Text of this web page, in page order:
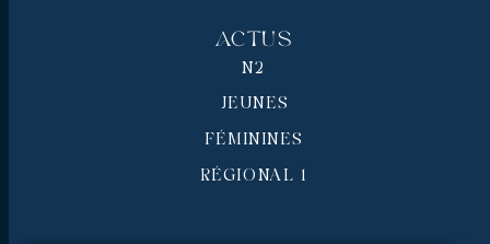
Actus
N2
JEUNES
FÉMININES
RÉGIONAL 1